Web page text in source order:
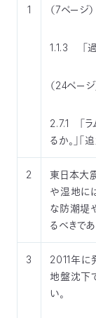
1 （7ページ）
1.1.3 「過
（24ページ
2.7.1 「
るか。」「
2
東日本大
や湿地に
な防潮堤
るべきであ
3
2011年に
地盤沈下
い。